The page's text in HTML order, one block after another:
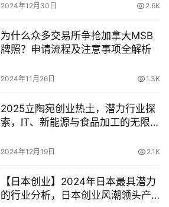
2024年12月30日 2.6K
为什么众多交易所争抢加拿大MSB
牌照？申请流程及注意事项全解析
2024年11月26日 1.3K
2025立陶宛创业热土，潜力行业探
索，IT、新能源与食品加工的无限可
2024年12月19日 2.1K
【日本创业】2024年日本最具潜力
的行业分析，日本创业风潮领头产